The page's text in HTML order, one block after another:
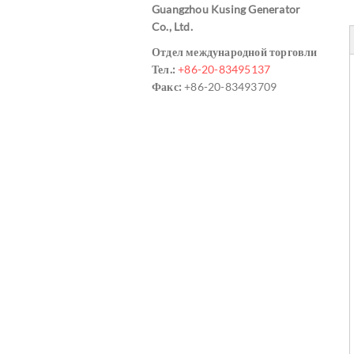
Guangzhou Kusing Generator
Co., Ltd.
Отдел международной торговли
Тел.: +86-20-83495137
Факс: +86-20-83493709